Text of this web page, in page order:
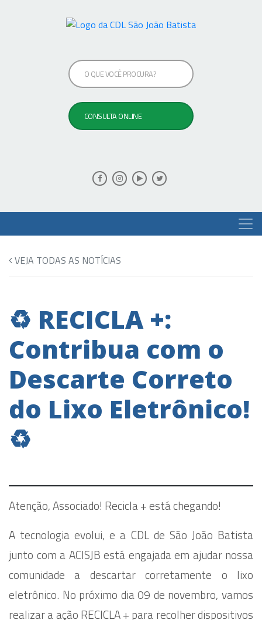
VEJA TODAS AS NOTÍCIAS
♻️ RECICLA +:
Contribua com o
Descarte Correto
do Lixo Eletrônico!
♻️
Atenção, Associado! Recicla + está chegando!
A tecnologia evolui, e a CDL de São João Batista
junto com a ACISJB está engajada em ajudar nossa
comunidade a descartar corretamente o lixo
eletrônico. No próximo dia 09 de novembro, vamos
realizar a ação RECICLA + para recolher dispositivos